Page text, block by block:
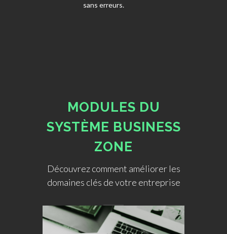
sans erreurs.
MODULES DU
SYSTÈME BUSINESS
ZONE
Découvrez comment améliorer les
domaines clés de votre entreprise